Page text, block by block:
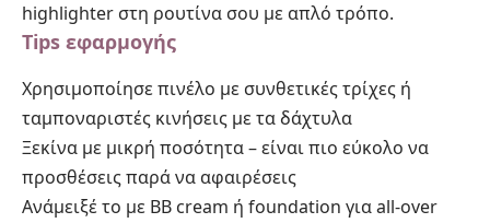
highlighter στη ρουτίνα σου με απλό τρόπο.
Tips εφαρμογής
Χρησιμοποίησε πινέλο με συνθετικές τρίχες ή
ταμποναριστές κινήσεις με τα δάχτυλα
Ξεκίνα με μικρή ποσότητα – είναι πιο εύκολο να
προσθέσεις παρά να αφαιρέσεις
Ανάμειξέ το με BB cream ή foundation για all-over